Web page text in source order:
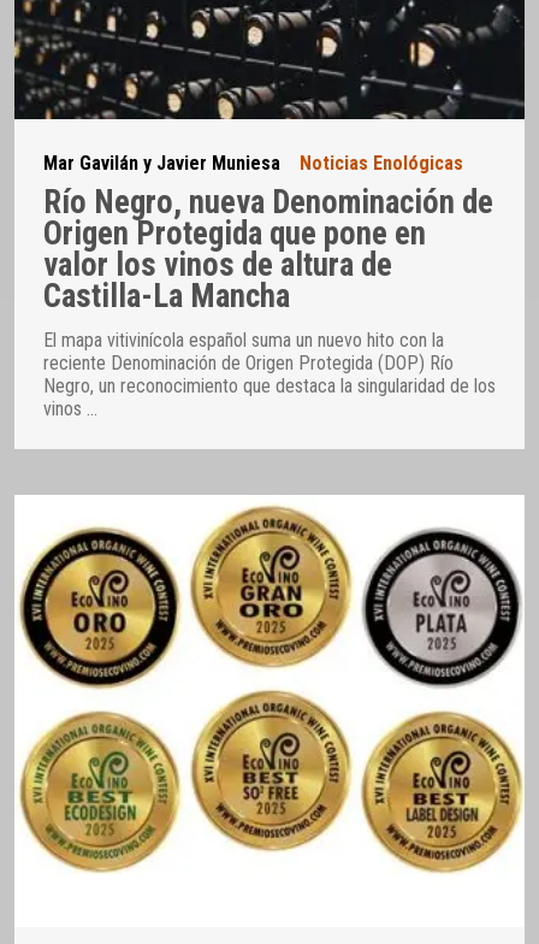
Mar Gavilán y Javier Muniesa Noticias Enológicas
Río Negro, nueva Denominación de
Origen Protegida que pone en
valor los vinos de altura de
Castilla-La Mancha
El mapa vitivinícola español suma un nuevo hito con la
reciente Denominación de Origen Protegida (DOP) Río
Negro, un reconocimiento que destaca la singularidad de los
vinos …